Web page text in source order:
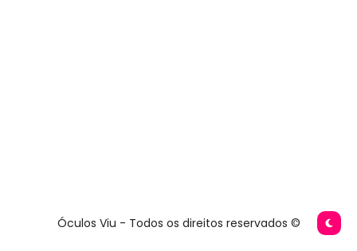
Óculos Viu - Todos os direitos reservados ©